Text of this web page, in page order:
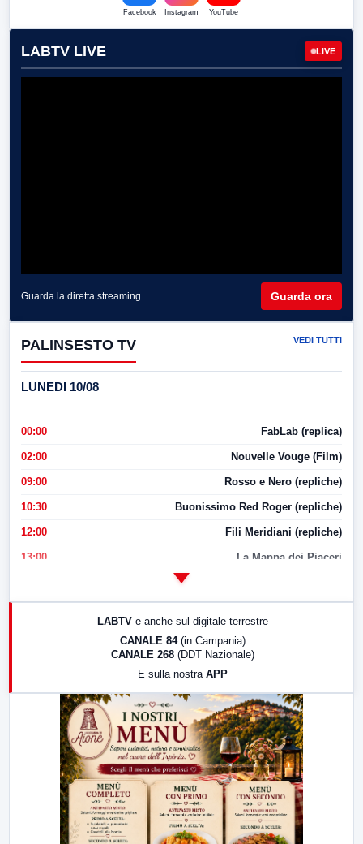
Facebook Instagram YouTube
LABTV LIVE LIVE
Guarda la diretta streaming Guarda ora
PALINSESTO TV VEDI TUTTI
LUNEDI 10/08
00:00 FabLab (replica)
02:00 Nouvelle Vouge (Film)
09:00 Rosso e Nero (repliche)
10:30 Buonissimo Red Roger (repliche)
12:00 Fili Meridiani (repliche)
13:00 La Mappa dei Piaceri
LabNews (replica)
LABTV e anche sul digitale terrestre
CANALE 84 (in Campania)
CANALE 268 (DDT Nazionale)
E sulla nostra APP